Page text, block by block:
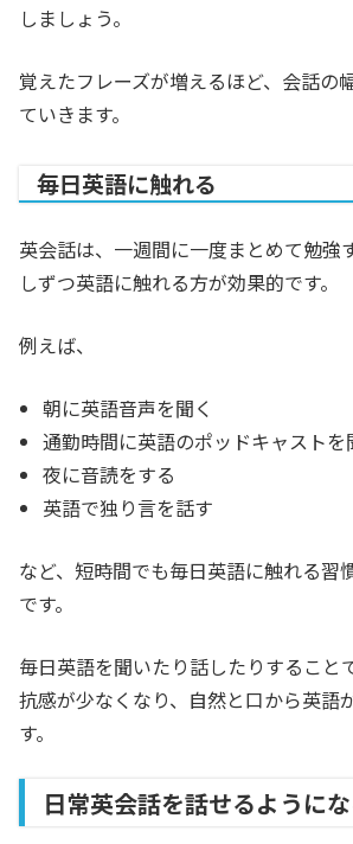
しましょう。
覚えたフレーズが増えるほど、会話の
ていきます。
毎日英語に触れる
英会話は、一週間に一度まとめて勉強
しずつ英語に触れる方が効果的です。
例えば、
朝に英語音声を聞く
通勤時間に英語のポッドキャストを
夜に音読をする
英語で独り言を話す
など、短時間でも毎日英語に触れる習
です。
毎日英語を聞いたり話したりすること
抗感が少なくなり、自然と口から英語
す。
日常英会話を話せるように